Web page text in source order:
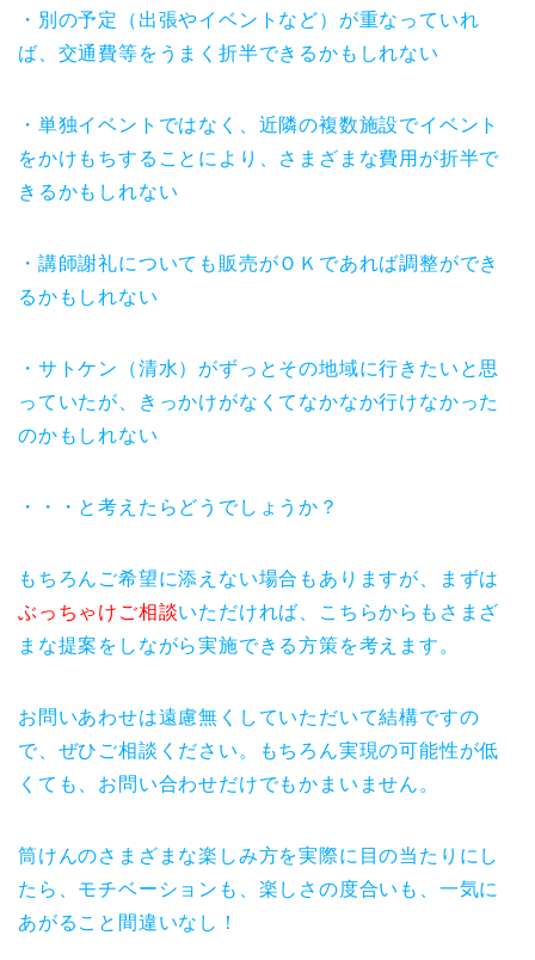
・別の予定（出張やイベントなど）が重なっていれ
ば、交通費等をうまく折半できるかもしれない
・単独イベントではなく、近隣の複数施設でイベント
をかけもちすることにより、さまざまな費用が折半で
きるかもしれない
・講師謝礼についても販売がＯＫであれば調整ができ
るかもしれない
・サトケン（清水）がずっとその地域に行きたいと思
っていたが、きっかけがなくてなかなか行けなかった
のかもしれない
・・・と考えたらどうでしょうか？
もちろんご希望に添えない場合もありますが、まずは
ぶっちゃけご相談いただければ、こちらからもさまざ
まな提案をしながら実施できる方策を考えます。
お問いあわせは遠慮無くしていただいて結構ですの
で、ぜひご相談ください。もちろん実現の可能性が低
くても、お問い合わせだけでもかまいません。
筒けんのさまざまな楽しみ方を実際に目の当たりにし
たら、モチベーションも、楽しさの度合いも、一気に
あがること間違いなし！